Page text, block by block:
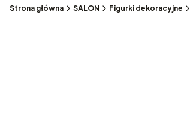
Strona główna SALON Figurki dekoracyjne